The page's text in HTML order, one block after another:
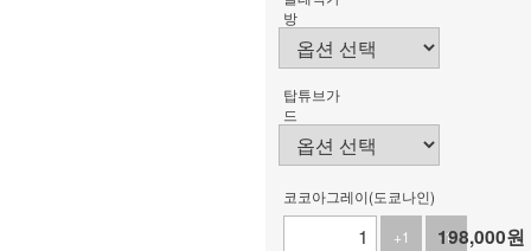
방
탑튜브가
드
코코아그레이(도쿄나인)
+1
-1
198,000원